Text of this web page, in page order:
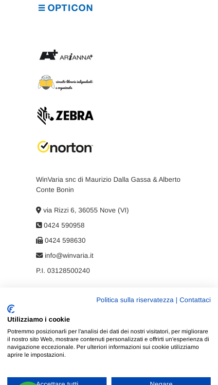
WinVaria snc di Maurizio Dalla Gassa & Alberto
Conte Bonin
via Rizzi 6, 36055 Nove (VI)
0424 590958
0424 598630
info@winvaria.it
P.I. 03128500240
Privacy policy
Politica sulla riservatezza Contattaci
Utilizziamo i cookie
Potremmo posizionarli per l'analisi dei dati dei nostri visitatori, per migliorare
il nostro sito Web, mostrare contenuti personalizzati e offrirti un'esperienza di
navigazione eccezionale. Per ulteriori informazioni sui cookie utilizziamo
aprire le impostazioni.